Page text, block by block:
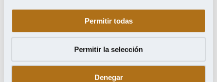
Permitir todas
Permitir la selección
Denegar
Arquitectura Ideal
VideoDecoración
El Mundo Financiero